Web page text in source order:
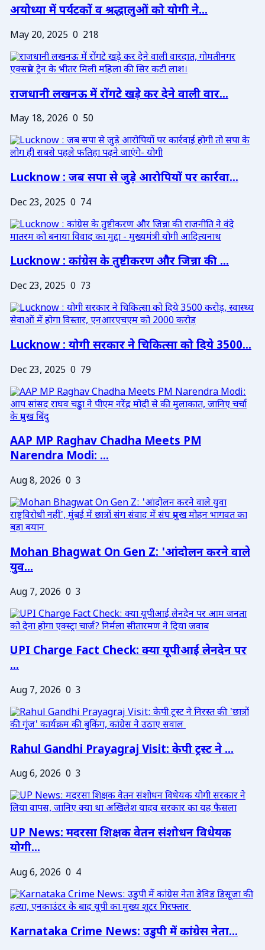
अयोध्या में पर्यटकों व श्रद्धालुओं को योगी ने...
May 20, 2025 0 218
राजधानी लखनऊ में रोंगटे खड़े कर देने वाली वार...
May 18, 2026 0 50
Lucknow : जब सपा से जुड़े आरोपियों पर कार्रवा...
Dec 23, 2025 0 74
Lucknow : कांग्रेस के तुष्टीकरण और जिन्ना की ...
Dec 23, 2025 0 73
Lucknow : योगी सरकार ने चिकित्सा को दिये 3500...
Dec 23, 2025 0 79
AAP MP Raghav Chadha Meets PM
Narendra Modi: ...
Aug 8, 2026 0 3
Mohan Bhagwat On Gen Z: 'आंदोलन करने वाले
युव...
Aug 7, 2026 0 3
UPI Charge Fact Check: क्या यूपीआई लेनदेन पर
...
Aug 7, 2026 0 3
Rahul Gandhi Prayagraj Visit: केपी ट्रस्ट ने ...
Aug 6, 2026 0 3
UP News: मदरसा शिक्षक वेतन संशोधन विधेयक
योगी...
Aug 6, 2026 0 4
Karnataka Crime News: उडुपी में कांग्रेस नेता...